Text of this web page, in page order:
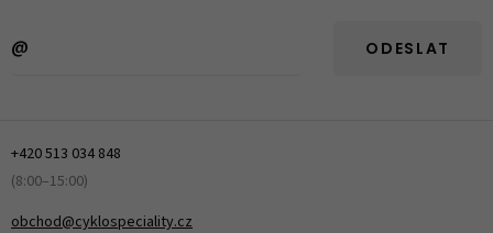
ODESLAT
+420 513 034 848
(8:00–15:00)
obchod@cyklospeciality.cz